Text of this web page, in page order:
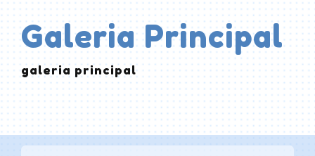
Galeria Principal
galeria principal